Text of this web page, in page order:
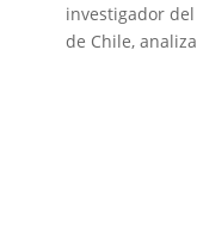
investigador del
de Chile,